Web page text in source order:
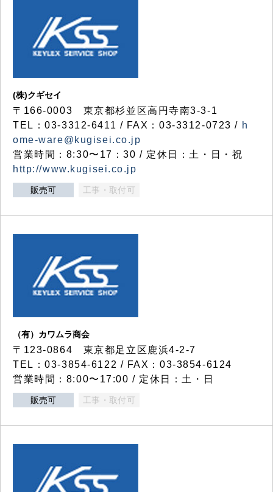
(株)クギセイ
〒166-0003 東京都杉並区高円寺南3-3-1
TEL：03-3312-6411 / FAX：03-3312-0723 / h
ome-ware@kugisei.co.jp
営業時間：8:30〜17：30 / 定休日：土・日・祝
http://www.kugisei.co.jp
販売可 工事・取付可
（有）カワムラ商会
〒123-0864 東京都足立区鹿浜4-2-7
TEL：03-3854-6122 / FAX：03-3854-6124
営業時間：8:00〜17:00 / 定休日：土・日
販売可 工事・取付可